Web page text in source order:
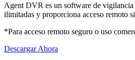
Agent DVR es un software de vigilancia
ilimitadas y proporciona acceso remoto
*Para acceso remoto seguro o uso
Descargar Ahora